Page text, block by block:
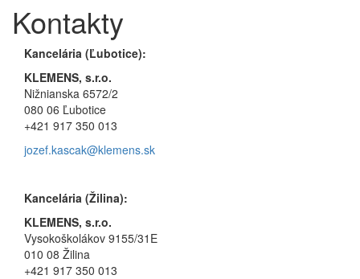
Kontakty
Kancelária (Ľubotice):
KLEMENS, s.r.o.
Nižnianska 6572/2
080 06 Ľubotice
+421 917 350 013
jozef.kascak@klemens.sk
Kancelária (Žilina):
KLEMENS, s.r.o.
Vysokoškolákov 9155/31E
010 08 Žilina
+421 917 350 013